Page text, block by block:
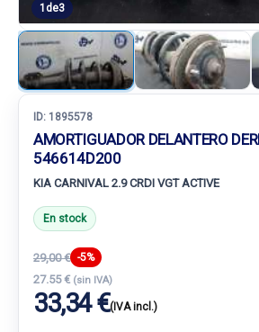
1 de3
ID: 1895578
AMORTIGUADOR DELANTERO
546614D200
KIA CARNIVAL 2.9 CRDI VGT ACTIVE
En stock
29,00 € -5%
27.55 € (sin IVA)
33,34 €(IVA incl.)